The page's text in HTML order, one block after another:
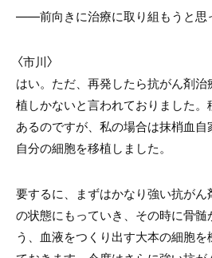
――前向きに治療に取り組もうと思
〈市川〉
はい。ただ、再発したら抗がん剤
植しかないと言われておりました
あるのですが、私の場合は抹梢血
自分の細胞を移植しました。
要するに、まずはかなり強い抗が
の状態にもっていき、その時に骨髄
う、血液をつくり出す大本の細胞